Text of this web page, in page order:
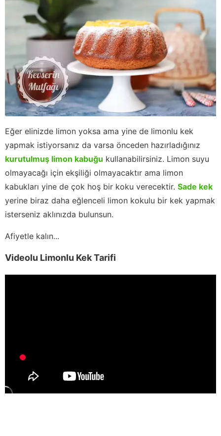
Eğer elinizde limon yoksa ama yine de limonlu kek
yapmak istiyorsanız da varsa önceden hazırladığınız
kurutulmuş limon kabuğu kullanabilirsiniz. Limon suyu
olmayacağı için ekşiliği olmayacaktır ama limon
kabukları yine de çok hoş bir koku verecektir. Sade kek
yerine biraz daha eğlenceli limon kokulu bir kek yapmak
isterseniz aklınızda bulunsun.
Afiyetle kalın...
Videolu Limonlu Kek Tarifi